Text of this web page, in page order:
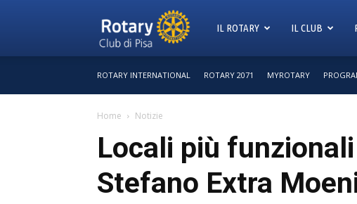
Rotary
Pisa
IL ROTARY IL CLUB
ROTARY INTERNATIONAL ROTARY 2071 MYROTARY
Home Notizie
Locali più
Stefano Extra